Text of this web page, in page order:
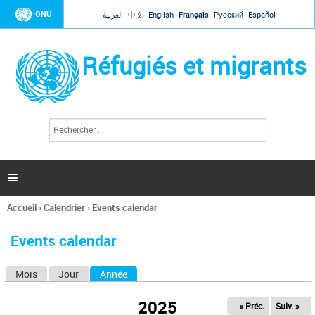
Jump to navigation
ONU العربية 中文 English Français Русский Español
Réfugiés et migrants
l
c
h
e

Vous
ici
Accueil›Calendrier› Events calendar
Events calendar
Mois Jour Année
2025 « Préc. Suiv. »